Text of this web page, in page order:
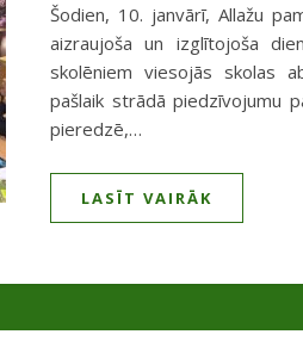
Šodien, 10. janvārī, Allažu
aizraujoša un izglītojoša
skolēniem viesojās skolas
pašlaik strādā piedzīvojumu
pieredzē,…
LASĪT VAIRĀK